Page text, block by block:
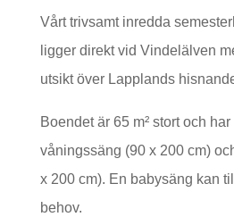
Vårt trivsamt inredda
ligger direkt vid Vindelälven
utsikt över Lapplands
Boendet är 65 m²stort och har
våningssäng (90 x 200 cm)
x 200 cm). En babysäng kan
behov.